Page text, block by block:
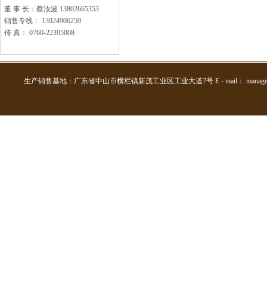
董 事 长：蔡汝波 13802665353
销售专线： 13924906259
传 真： 0760-22395008
生产销售基地：广东省中山市横栏镇新茂工业区工业大道7号 E - mail：